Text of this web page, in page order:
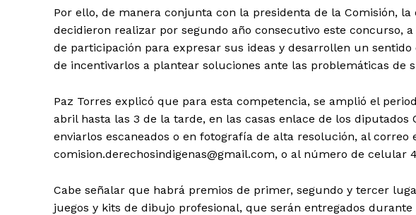
Por ello, de manera conjunta con la presidenta de la Comisión,
decidieron realizar por segundo año consecutivo este concurso,
de participación para expresar sus ideas y desarrollen un
de incentivarlos a plantear soluciones ante las problemáticas de
Paz Torres explicó que para esta competencia, se amplió el
abril hasta las 3 de la tarde, en las casas enlace de los diputados
enviarlos escaneados o en fotografía de alta resolución, al correo
comision.derechosindigenas@gmail.com, o al número de celular
Cabe señalar que habrá premios de primer, segundo y tercer
juegos y kits de dibujo profesional, que serán entregados